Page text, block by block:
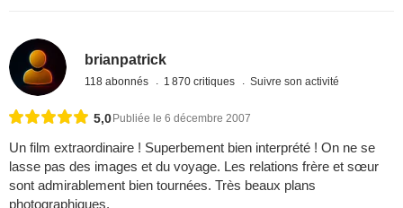
brianpatrick
118 abonnés 1 870 critiques Suivre son activité
5,0 Publiée le 6 décembre 2007
Un film extraordinaire ! Superbement bien interprété ! On ne se
lasse pas des images et du voyage. Les relations frère et sœur
sont admirablement bien tournées. Très beaux plans
photographiques.